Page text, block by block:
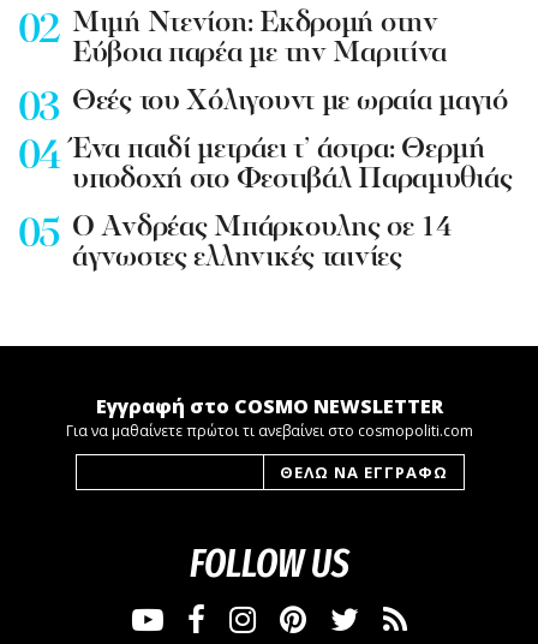
Mιμή Ντενίση: Εκδρομή στην
Εύβοια παρέα με την Μαριτίνα
Θεές του Χόλιγουντ με ωραία μαγιό
Ένα παιδί μετράει τ’ άστρα: Θερμή
υποδοχή στο Φεστιβάλ Παραμυθιάς
Ο Ανδρέας Μπάρκουλης σε 14
άγνωστες ελληνικές ταινίες
Εγγραφή στο COSMO NEWSLETTER
Για να μαθαίνετε πρώτοι τι ανεβαίνει στο cosmopoliti.com
FOLLOW US